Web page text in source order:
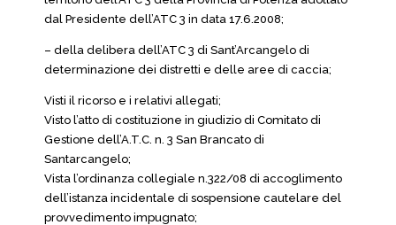
dal Presidente dell’ATC 3 in data 17.6.2008;
– della delibera dell’ATC 3 di Sant’Arcangelo di
determinazione dei distretti e delle aree di caccia;
Visti il ricorso e i relativi allegati;
Visto l’atto di costituzione in giudizio di Comitato di
Gestione dell’A.T.C. n. 3 San Brancato di
Santarcangelo;
Vista l’ordinanza collegiale n.322/08 di accoglimento
dell’istanza incidentale di sospensione cautelare del
provvedimento impugnato;